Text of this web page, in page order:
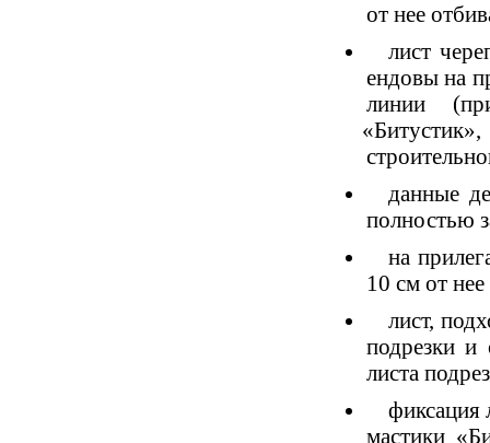
от нее
лист
ендовы на
линии
(
«
данные
полностью
на
10 см от
лист,
подрезки и
листа
фиксация
мастики «